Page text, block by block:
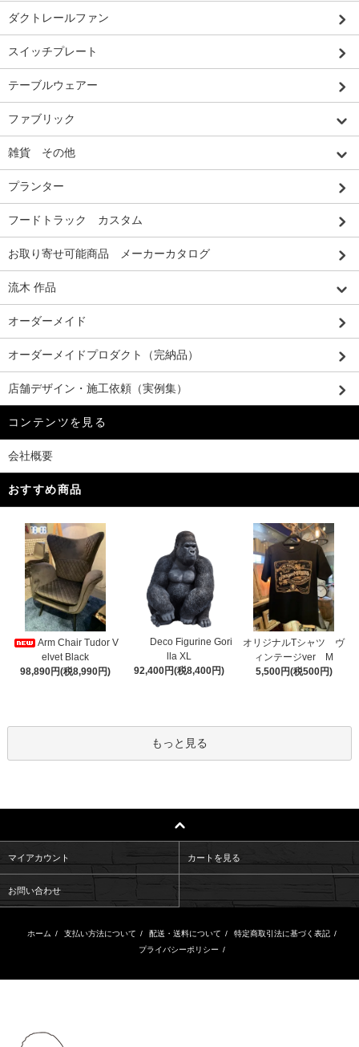
ダクトレールファン
スイッチプレート
テーブルウェアー
ファブリック
雑貨 その他
プランター
フードトラック カスタム
お取り寄せ可能商品 メーカーカタログ
流木 作品
オーダーメイド
オーダーメイドプロダクト（完納品）
店舗デザイン・施工依頼（実例集）
コンテンツを見る
会社概要
おすすめ商品
Arm Chair Tudor V
elvet Black
98,890円(税8,990円)
Deco Figurine Gori
lla XL
92,400円(税8,400円)
オリジナルTシャツ ヴ
ィンテージver M
5,500円(税500円)
もっと見る
マイアカウント カートを見る
お問い合わせ
ホーム / 支払い方法について / 配送・送料について / 特定商取引法に基づく表記 /
プライバシーポリシー /